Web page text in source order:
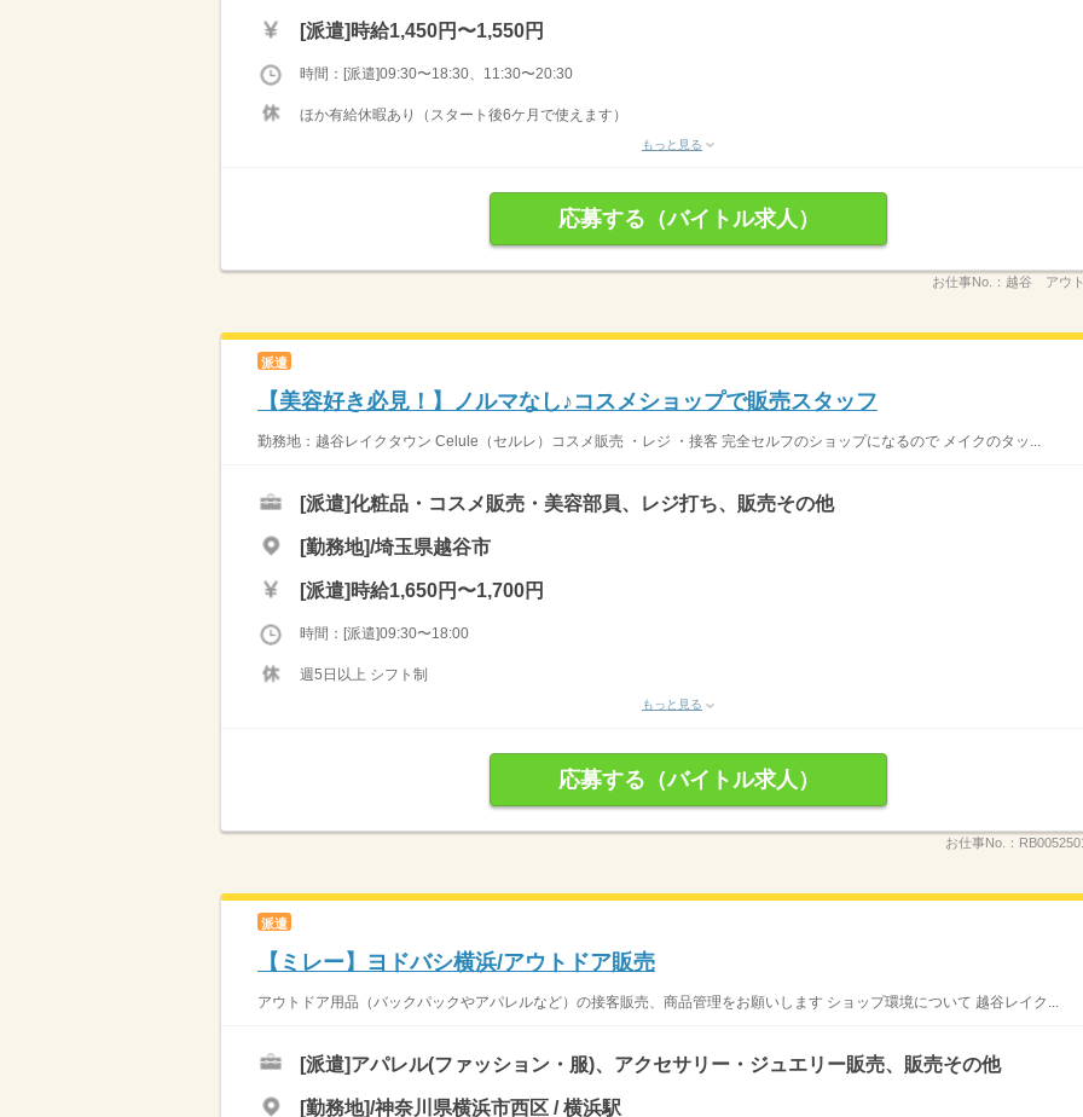
[派遣] 時給1,450円〜1,550円
時間：[派遣]09:30〜18:30、11:30〜20:30
ほか有給休暇あり（スタート後6ケ月で使えます）
もっと見る
応募する（バイトル求人）
お仕事No.： 越谷 アウ
派遣
【美容好き必見！】ノルマなし♪コスメショップで販売スタッフ
勤務地：越谷レイクタウン Celule（セルレ）コスメ販売 ・レジ ・接客 完全セルフのショップになるので メイクのタッ...
[派遣]化粧品・コスメ販売・美容部員、レジ打ち、販売その他
[勤務地]/埼玉県越谷市
[派遣]時給1,650円〜1,700円
時間：[派遣]09:30〜18:00
週5日以上 シフト制
もっと見る
応募する（バイトル求人）
お仕事No.：
派遣
【ミレー】ヨドバシ横浜/アウトドア販売
アウトドア用品（バックパックやアパレルなど）の接客販売、商品管理をお願いします ショップ環境について 越谷レイク...
[派遣]アパレル(ファッション・服)、アクセサリー・ジュエリー販売、販売その他
[勤務地]/神奈川県横浜市西区 / 横浜駅